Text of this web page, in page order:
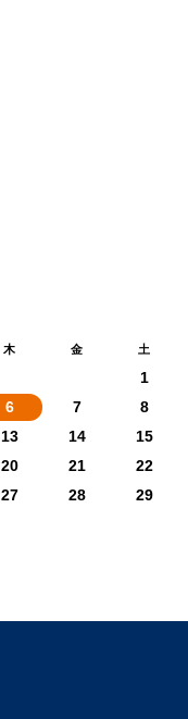
木 金 土
1
6 7
8
13 14
15
20 21
22
27 28
29